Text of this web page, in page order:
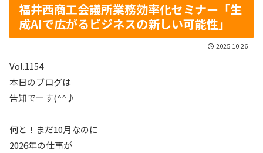
福井西商工会議所業務効率化セミナー「生
成AIで広がるビジネスの新しい可能性」
2025.10.26
Vol.1154
本日のブログは
告知でーす(^^♪
何と！まだ10月なのに
2026年の仕事が